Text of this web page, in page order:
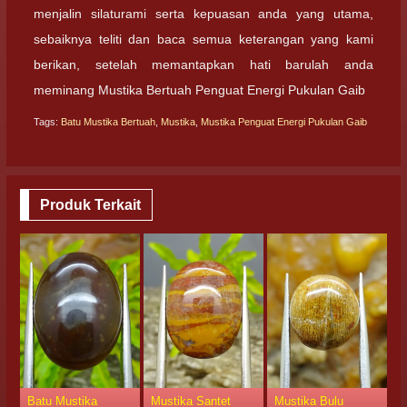
menjalin silaturami serta kepuasan anda yang utama,
sebaiknya teliti dan baca semua keterangan yang kami
berikan, setelah memantapkan hati barulah anda
meminang Mustika Bertuah Penguat Energi Pukulan Gaib
Tags: Batu Mustika Bertuah Mustika Mustika Penguat Energi Pukulan Gaib
Produk Terkait
Batu Mustika Mustika Santet Mustika Bulu